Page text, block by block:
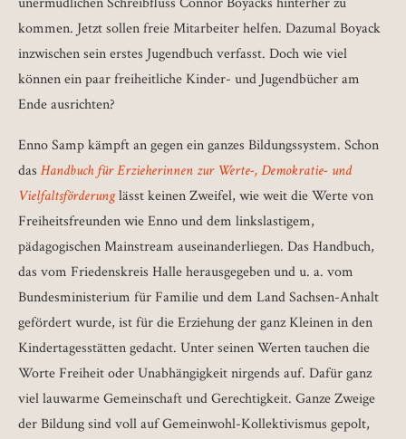
kommen. Jetzt sollen freie Mitarbeiter helfen. Dazumal Boyack
inzwischen sein erstes Jugendbuch verfasst. Doch wie viel
können ein paar freiheitliche Kinder- und Jugendbücher am
Ende ausrichten?
Enno Samp kämpft an gegen ein ganzes Bildungssystem. Schon
das Handbuch für Erzieherinnen zur Werte-, Demokratie- und
Vielfaltsförderunglässt keinen Zweifel, wie weit die Werte von
Freiheitsfreunden wie Enno und dem linkslastigem,
pädagogischen Mainstream auseinanderliegen. Das Handbuch,
das vom Friedenskreis Halle herausgegeben und u. a. vom
Bundesministerium für Familie und dem Land Sachsen-Anhalt
gefördert wurde, ist für die Erziehung der ganz Kleinen in den
Kindertagesstätten gedacht. Unter seinen Werten tauchen die
Worte Freiheit oder Unabhängigkeit nirgends auf. Dafür ganz
viel lauwarme Gemeinschaft und Gerechtigkeit. Ganze Zweige
der Bildung sind voll auf Gemeinwohl-Kollektivismus gepolt,